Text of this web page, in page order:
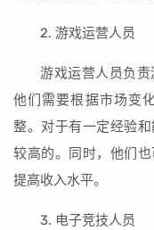
2. 游戏运营人员
游戏运营人员负责
他们需要根据市场变
整。对于有一定经验
较高的。同时，他们
提高收入水平。
3. 电子竞技人员